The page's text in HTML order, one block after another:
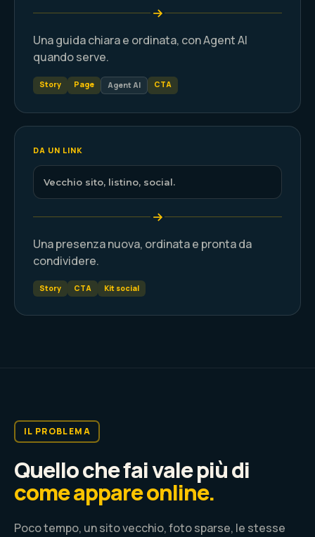
Una guida chiara e ordinata, con Agent AI
quando serve.
Story Page Agent AI CTA
DA UN LINK
Vecchio sito, listino, social.
Una presenza nuova, ordinata e pronta da
condividere.
Story CTA Kit social
IL PROBLEMA
Quello che fai vale più di
come appare online.
Poco tempo, un sito vecchio, foto sparse, le stesse